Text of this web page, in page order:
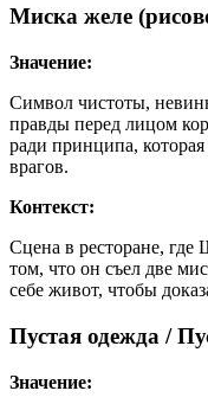
Миска желе
Значение:
Символ чистоты,
правды перед лицом
ради принципа,
врагов.
Контекст:
Сцена в ресторане,
том, что он съел две
себе живот, чтобы
Пустая одежда /
Значение: